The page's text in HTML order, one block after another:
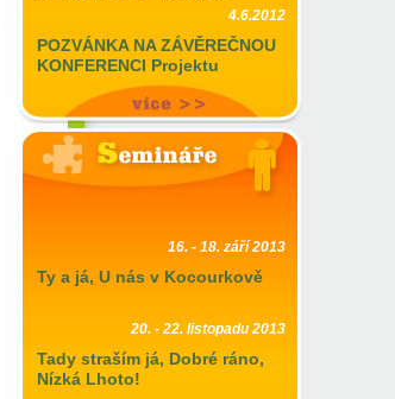
4.6.2012
POZVÁNKA NA ZÁVĚREČNOU
KONFERENCI Projektu
EVVOLUCE
Tým projektu Evvoluce srdečně
zve učitele na závěre ...
16. - 18. září 2013
Ty a já, U nás v Kocourkově
20. - 22. listopadu 2013
Tady straším já, Dobré ráno,
Nízká Lhoto!